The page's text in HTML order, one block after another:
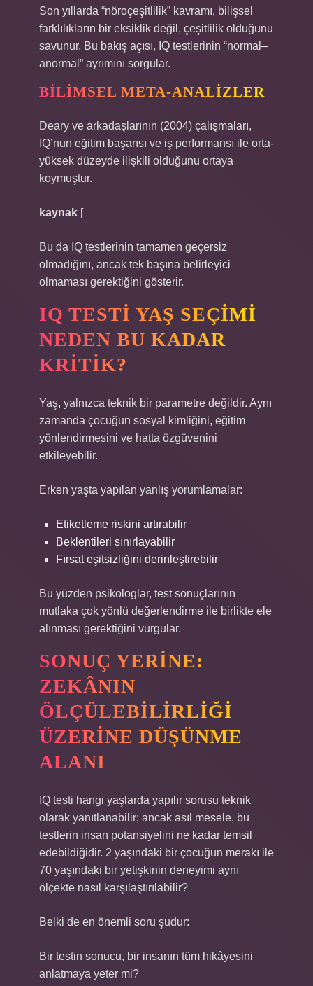
Son yıllarda “nöroçeşitlilik” kavramı, bilişsel
farklılıkların bir eksiklik değil, çeşitlilik olduğunu
savunur. Bu bakış açısı, IQ testlerinin “normal–
anormal” ayrımını sorgular.
BILIMSEL META-ANALIZLER
Deary ve arkadaşlarının (2004) çalışmaları,
IQ’nun eğitim başarısı ve iş performansı ile orta-
yüksek düzeyde ilişkili olduğunu ortaya
koymuştur.
kaynak [
Bu da IQ testlerinin tamamen geçersiz
olmadığını, ancak tek başına belirleyici
olmaması gerektiğini gösterir.
IQ TESTI YAŞ SEÇIMI
NEDEN BU KADAR
KRITIK?
Yaş, yalnızca teknik bir parametre değildir. Aynı
zamanda çocuğun sosyal kimliğini, eğitim
yönlendirmesini ve hatta özgüvenini
etkileyebilir.
Erken yaşta yapılan yanlış yorumlamalar:
Etiketleme riskini artırabilir
Beklentileri sınırlayabilir
Fırsat eşitsizliğini derinleştirebilir
Bu yüzden psikologlar, test sonuçlarının
mutlaka çok yönlü değerlendirme ile birlikte ele
alınması gerektiğini vurgular.
SONUÇ YERINE:
ZEKÂNIN
ÖLÇÜLEBILIRLIĞI
ÜZERINE DÜŞÜNME
ALANI
IQ testi hangi yaşlarda yapılır sorusu teknik
olarak yanıtlanabilir; ancak asıl mesele, bu
testlerin insan potansiyelini ne kadar temsil
edebildiğidir. 2 yaşındaki bir çocuğun merakı ile
70 yaşındaki bir yetişkinin deneyimi aynı
ölçekte nasıl karşılaştırılabilir?
Belki de en önemli soru şudur:
Bir testin sonucu, bir insanın tüm hikâyesini
anlatmaya yeter mi?